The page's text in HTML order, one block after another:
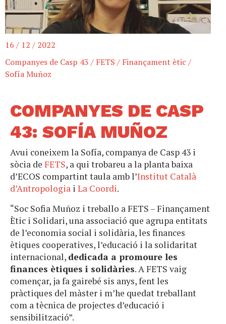
16 / 12 / 2022
Companyes de Casp 43 / FETS / Finançament ètic /
Sofía Muñoz
COMPANYES DE CASP
43: SOFÍA MUÑOZ
Avui coneixem la Sofía, companya de Casp 43 i
sòcia de FETS, a qui trobareu a la planta baixa
d’ECOS compartint taula amb l’Institut Català
d’Antropologia i La Coordi.
“Soc Sofia Muñoz i treballo a FETS – Finançament
Ètic i Solidari, una associació que agrupa entitats
de l’economia social i solidària, les finances
ètiques cooperatives, l’educació i la solidaritat
internacional, dedicada a promoure les
finances ètiques i solidàries. A FETS vaig
començar, ja fa gairebé sis anys, fent les
pràctiques del màster i m’he quedat treballant
com a tècnica de projectes d’educació i
sensibilització”.